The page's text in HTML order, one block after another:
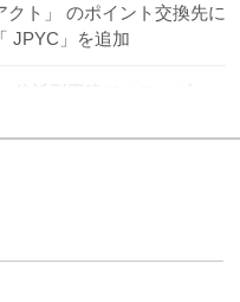
クト」 のポイント交換先に
JPYC」を追加
信託型円建てステーブル